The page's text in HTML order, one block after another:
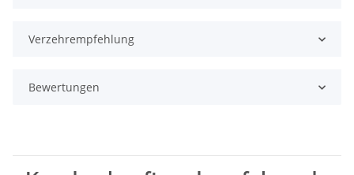
Verzehrempfehlung
Bewertungen